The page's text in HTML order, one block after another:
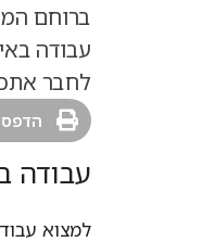
ברוחם
עבודה
לחבר
עבודה
למצוא